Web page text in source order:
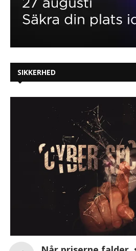
SIKKERHED